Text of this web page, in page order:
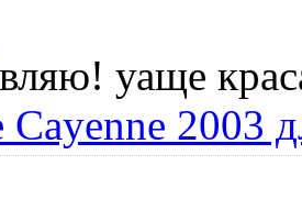
уаще
Cayenne 2003